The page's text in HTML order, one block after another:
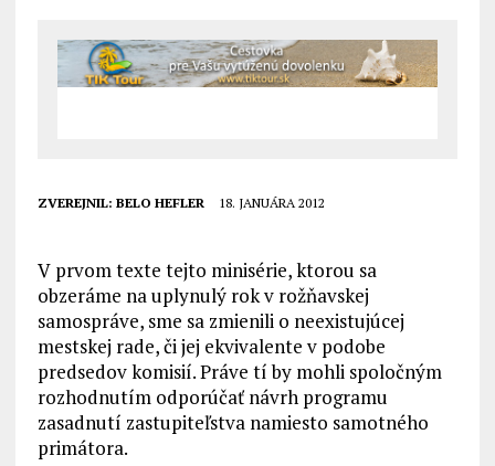
ZVEREJNIL: BELO HEFLER 18. JANUÁRA 2012
V prvom texte tejto minisérie, ktorou sa
obzeráme na uplynulý rok v rožňavskej
samospráve, sme sa zmienili o neexistujúcej
mestskej rade, či jej ekvivalente v podobe
predsedov komisií. Práve tí by mohli spoločným
rozhodnutím odporúčať návrh programu
zasadnutí zastupiteľstva namiesto samotného
primátora.